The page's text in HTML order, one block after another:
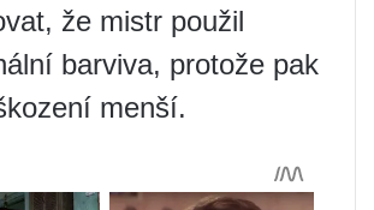
že mistr použil
barviva, protože pak
menší.